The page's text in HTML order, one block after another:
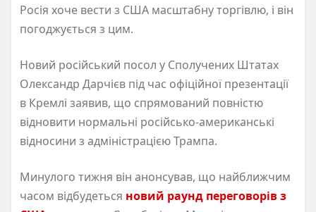
Росія хоче вести з США масштабну торгівлю, і він
погоджується з цим.
Новий російський посол у Сполучених Штатах
Олександр Дарчієв під час офіційної презентації
в Кремлі заявив, що спрямований повністю
відновити нормальні російсько‑американські
відносини з адміністрацією Трампа.
Минулого тижня він анонсував, що найближчим
часом відбудеться новий раунд переговорів з